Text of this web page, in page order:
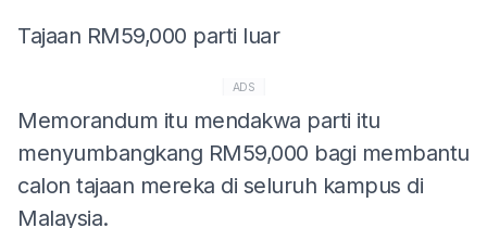
Tajaan RM59,000 parti luar
ADS
Memorandum itu mendakwa parti itu
menyumbangkang RM59,000 bagi membantu
calon tajaan mereka di seluruh kampus di
Malaysia.